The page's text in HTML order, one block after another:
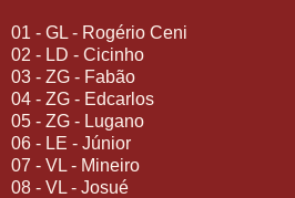
01 - GL - Rogério Ceni
02 - LD - Cicinho
03 - ZG - Fabão
04 - ZG - Edcarlos
05 - ZG - Lugano
06 - LE - Júnior
07 - VL - Mineiro
08 - VL - Josué